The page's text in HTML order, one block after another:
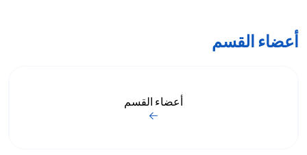
أعضاء القسم
أعضاء القسم